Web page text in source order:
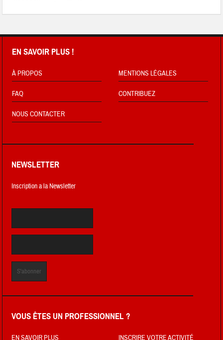
EN SAVOIR PLUS !
À PROPOS MENTIONS LÉGALES
FAQ CONTRIBUEZ
NOUS CONTACTER
NEWSLETTER
Inscription a la Newsletter
VOUS ÊTES UN PROFESSIONNEL ?
EN SAVOIR PLUS INSCRIRE VOTRE ACTIVITÉ